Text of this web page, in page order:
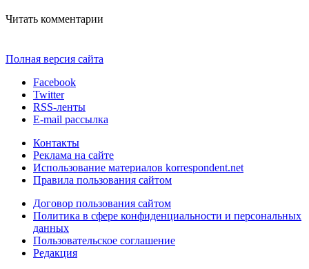
Читать комментарии
Полная версия сайта
Facebook
Twitter
RSS-ленты
E-mail рассылка
Контакты
Реклама на сайте
Использование материалов korrespondent.net
Правила пользования сайтом
Договор пользования сайтом
Политика в сфере конфиденциальности и персональных
данных
Пользовательское соглашение
Редакция